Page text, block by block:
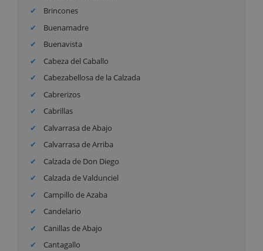
Brincones
Buenamadre
Buenavista
Cabeza del Caballo
Cabezabellosa de la Calzada
Cabrerizos
Cabrillas
Calvarrasa de Abajo
Calvarrasa de Arriba
Calzada de Don Diego
Calzada de Valdunciel
Campillo de Azaba
Candelario
Canillas de Abajo
Cantagallo